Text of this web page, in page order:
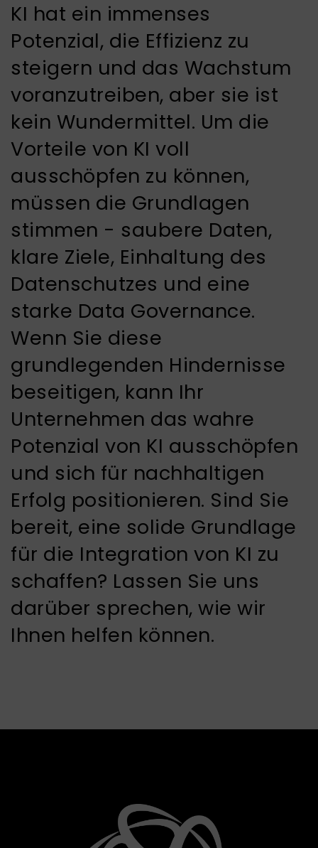
KI hat ein immenses
Potenzial, die Effizienz zu
steigern und das Wachstum
voranzutreiben, aber sie ist
kein Wundermittel. Um die
Vorteile von KI voll
ausschöpfen zu können,
müssen die Grundlagen
stimmen - saubere Daten,
klare Ziele, Einhaltung des
Datenschutzes und eine
starke Data Governance.
Wenn Sie diese
grundlegenden Hindernisse
beseitigen, kann Ihr
Unternehmen das wahre
Potenzial von KI ausschöpfen
und sich für nachhaltigen
Erfolg positionieren. Sind Sie
bereit, eine solide Grundlage
für die Integration von KI zu
schaffen? Lassen Sie uns
darüber sprechen, wie wir
Ihnen helfen können.